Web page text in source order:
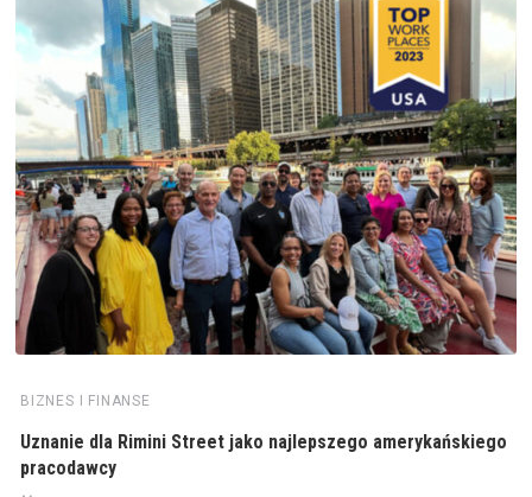
BIZNES I FINANSE
Uznanie dla Rimini Street jako najlepszego amerykańskiego
pracodawcy